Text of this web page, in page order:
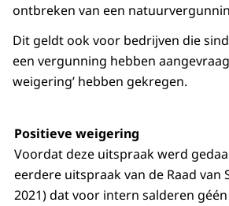
ontbreken van een
Dit geldt ook voor bedrijven die
een vergunning hebben
weigering’ hebben gekregen.
Positieve weigering
Voordat deze uitspraak werd
eerdere uitspraak van de Raad van
2021) dat voor intern salderen géén